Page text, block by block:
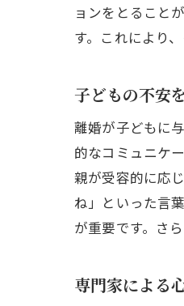
ョンをとること
す。これにより
子どもの不安
離婚が子どもに
的なコミュニケ
親が受容的に応
ね」といった言
が重要です。さ
専門家による